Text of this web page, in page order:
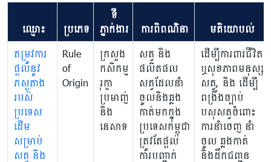
ឈ្មោះ ប្រភេទ
ទី
ភ្នាក់ងារ
ការពិពណ៌នា មតិយោបល់
តម្រូវការ
ផ្តល់នូវ
ភស្តុតាង
របស់
ប្រទេស
ដើម
សម្រាប់
សត្វ និង
Rule
of
Origin
ក្រសួង
កសិកម្ម
រុក្ខា
ប្រមាញ់
និង
នេសាទ
សត្វ និង
ផលិតផល
សត្វដែលនាំ
ចូលនិងឆ្លង
កាត់មកក្នុង
ប្រទេសកម្ពុជា
ត្រូវតែផ្ដល់
ការបញ្ជាក់
ដើម្បីការពារជីវិត
ឬសុខភាពមនុស្ស
សត្វ, និង ដើម្បី
ពង្រឹងច្បាប់
បសុសត្វចំពោះ
ការនាំចេញ នាំ
ចូល ឆ្លងកាត់
និងដឹកជញ្ជូន